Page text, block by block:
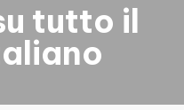
tutto il